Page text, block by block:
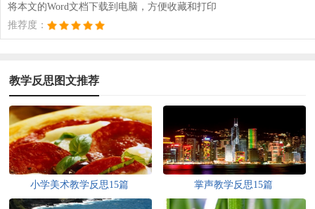
将本文的Word文档下载到电脑，方便收藏和打印
推荐度：
教学反思图文推荐
小学美术教学反思15篇 掌声教学反思15篇